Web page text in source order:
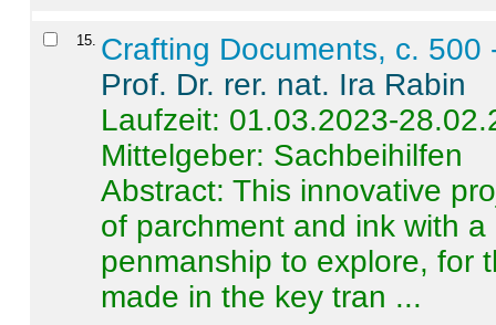
15 Crafting Documents, c. 500
Prof. Dr. rer. nat. Ira Rabin
Laufzeit: 01.03.2023-
Mittelgeber: Sachbeihilfen
Abstract:This innovative
of parchment and ink with
penmanship to explore, for
made in the key tran ...